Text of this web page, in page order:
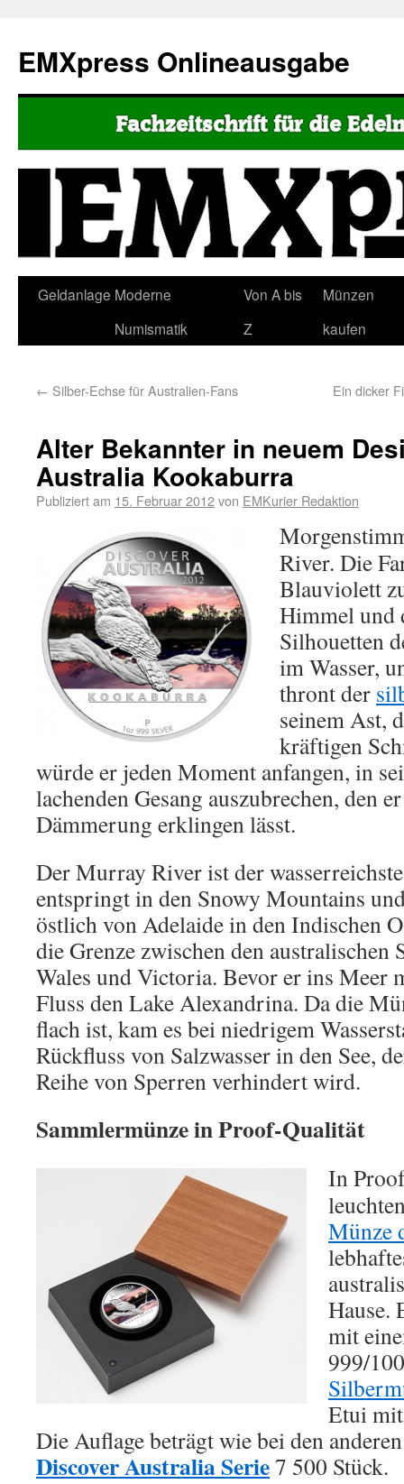
EMXpress Onlineausgabe
Geldanlage Moderne
Numismatik
Von A bis
Z
Münzen
kaufen
← Silber-Echse für Australien-Fans Ein dicker
Alter Bekannter in neuem
Australia Kookaburra
Publiziert am 15. Februar 2012von EMKurier Redaktion
River. Die
Blauviolett
Himmel und
Silhouetten
im Wasser,
thront der
seinem Ast,
kräftigen
würde er jeden Moment anfangen, in
lachenden Gesang auszubrechen, den
Dämmerung erklingen lässt.
Der Murray River ist der
entspringt in den Snowy Mountains
östlich von Adelaide in den Indischen
die Grenze zwischen den australischen
Wales und Victoria. Bevor er ins Meer
Fluss den Lake Alexandrina. Da die
flach ist, kam es bei niedrigem
Rückfluss von Salzwasser in den See,
Reihe von Sperren verhindert wird.
Sammlermünze in Proof-Qualität
In
Münze
Hause.
mit
999/
Etui
Die Auflage beträgt wie bei den
Discover Australia Serie7 500 Stück.